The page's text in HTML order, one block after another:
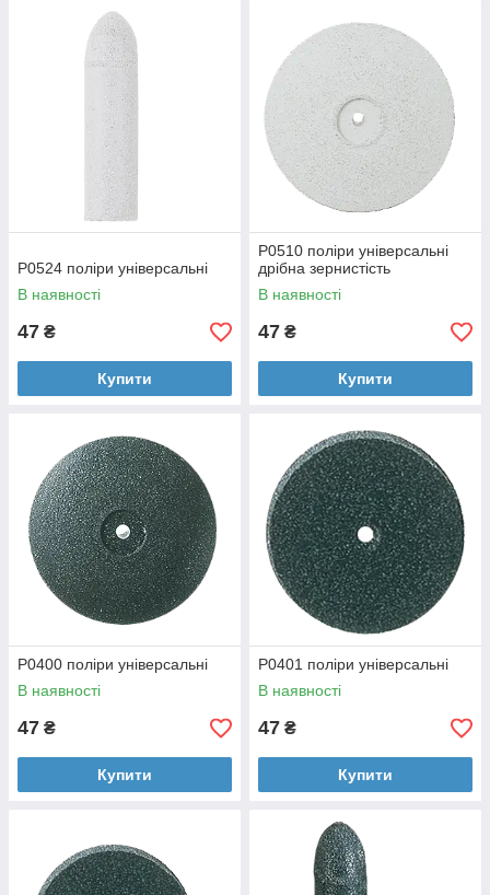
P0524 поліри універсальні
В наявності
47 ₴
Купити
P0510 поліри універсальні
дрібна зернистість
В наявності
47 ₴
Купити
P0400 поліри універсальні
В наявності
47 ₴
Купити
P0401 поліри універсальні
В наявності
47 ₴
Купити